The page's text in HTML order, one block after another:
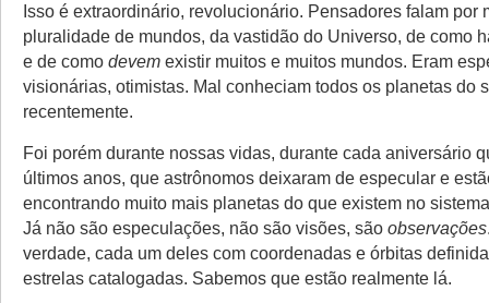
Isso é extraordinário, revolucionário. Pensadores falam por
pluralidade de mundos, da vastidão do Universo, de como
e de como devem existir muitos e muitos mundos. Eram
visionárias, otimistas. Mal conheciam todos os planetas do
recentemente.
Foi porém durante nossas vidas, durante cada aniversário
últimos anos, que astrônomos deixaram de especular e
encontrando muito mais planetas do que existem no
Já não são especulações, não são visões, são observações
verdade, cada um deles com coordenadas e órbitas
estrelas catalogadas. Sabemos que estão realmente lá.